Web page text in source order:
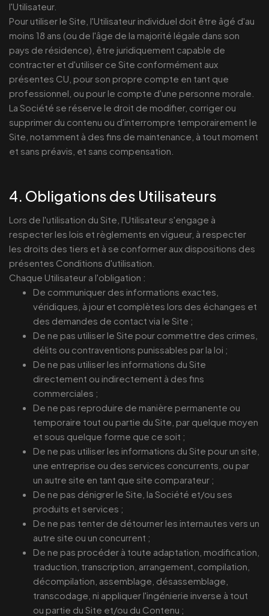
l'Utilisateur.
Pour utiliser le Site, l'Utilisateur individuel doit être âgé d'au
moins 18 ans (ou de l'âge de la majorité légale dans son
pays de résidence), être juridiquement capable de
contracter et d'utiliser ce Site conformément aux
présentes CU, pour son propre compte en tant que
professionnel, ou pour le compte d'une personne morale.
La Société se réserve le droit de modifier, corriger ou
supprimer du contenu ou d'interrompre temporairement le
Site, notamment à des fins de maintenance, à tout moment
et sans préavis, et sans compensation.
4. Obligations des Utilisateurs
Lors de l'utilisation du Site, l'Utilisateur s'engage à
respecter les lois et règlements en vigueur, à respecter
les droits des tiers et à se conformer aux dispositions des
présentes Conditions d'utilisation.
Chaque Utilisateur a l'obligation :
De communiquer des informations exactes,
véridiques, à jour et complètes lors des échanges et
des demandes de contact via le Site ;
De ne pas utiliser le Site pour commettre des crimes,
délits ou contraventions punissables par la loi ;
De ne pas utiliser les informations du Site
directement ou indirectement à des fins
commerciales ;
De ne pas reproduire de manière permanente ou
temporaire tout ou partie du Site, par quelque moyen
et sous quelque forme que ce soit ;
De ne pas utiliser les informations du Site pour un site,
une entreprise ou des services concurrents, ou par
un autre site en tant que site comparateur ;
De ne pas dénigrer le Site, la Société et/ou ses
produits et services ;
De ne pas tenter de détourner les internautes vers un
autre site ou un concurrent ;
De ne pas procéder à toute adaptation, modification,
traduction, transcription, arrangement, compilation,
décompilation, assemblage, désassemblage,
transcodage, ni appliquer l'ingénierie inverse à tout
ou partie du Site et/ou du Contenu ;